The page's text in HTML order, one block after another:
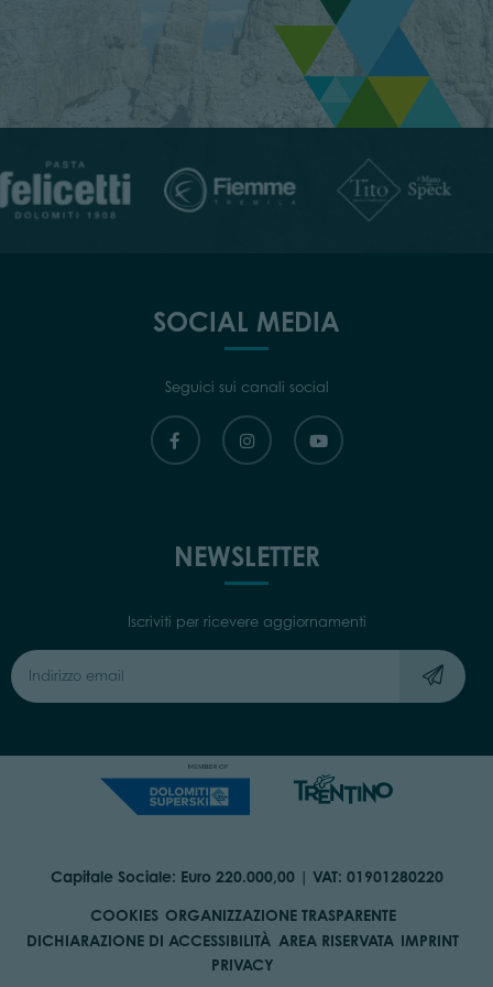
SOCIAL MEDIA
Seguici sui canali social
NEWSLETTER
Iscriviti per ricevere aggiornamenti
Capitale Sociale: Euro 220.000,00 | VAT: 01901280220
COOKIES ORGANIZZAZIONE TRASPARENTE
DICHIARAZIONE DI ACCESSIBILITÀ AREA RISERVATA IMPRINT
PRIVACY